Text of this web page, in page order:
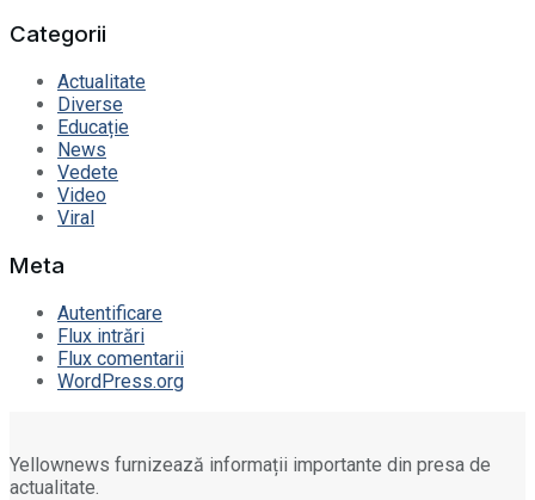
Categorii
Actualitate
Diverse
Educație
News
Vedete
Video
Viral
Meta
Autentificare
Flux intrări
Flux comentarii
WordPress.org
Yellownews furnizează informații importante din presa de
actualitate.